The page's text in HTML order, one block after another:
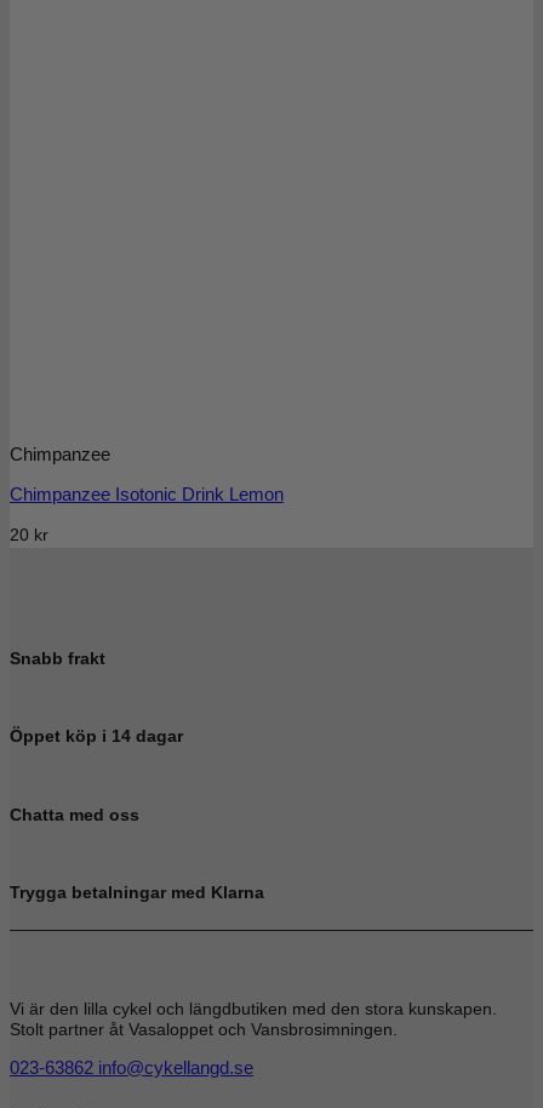
Chimpanzee
Chimpanzee Isotonic Drink Lemon
20 kr
Snabb frakt
Öppet köp i 14 dagar
Chatta med oss
Trygga betalningar med Klarna
Vi är den lilla cykel och längdbutiken med den stora kunskapen.
Stolt partner åt Vasaloppet och Vansbrosimningen.
023-63862 info@cykellangd.se